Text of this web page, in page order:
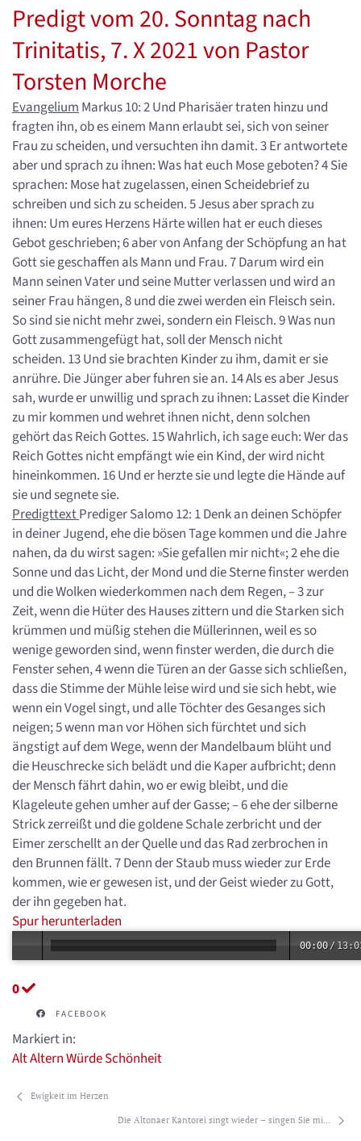
Predigt vom 20. Sonntag nach
Trinitatis, 7. X 2021 von Pastor
Torsten Morche
Evangelium Markus 10: 2 Und Pharisäer traten hinzu und
fragten ihn, ob es einem Mann erlaubt sei, sich von seiner
Frau zu scheiden, und versuchten ihn damit. 3 Er antwortete
aber und sprach zu ihnen: Was hat euch Mose geboten? 4 Sie
sprachen: Mose hat zugelassen, einen Scheidebrief zu
schreiben und sich zu scheiden. 5 Jesus aber sprach zu
ihnen: Um eures Herzens Härte willen hat er euch dieses
Gebot geschrieben; 6 aber von Anfang der Schöpfung an hat
Gott sie geschaffen als Mann und Frau. 7 Darum wird ein
Mann seinen Vater und seine Mutter verlassen und wird an
seiner Frau hängen, 8 und die zwei werden ein Fleisch sein.
So sind sie nicht mehr zwei, sondern ein Fleisch. 9 Was nun
Gott zusammengefügt hat, soll der Mensch nicht
scheiden. 13 Und sie brachten Kinder zu ihm, damit er sie
anrühre. Die Jünger aber fuhren sie an. 14 Als es aber Jesus
sah, wurde er unwillig und sprach zu ihnen: Lasset die Kinder
zu mir kommen und wehret ihnen nicht, denn solchen
gehört das Reich Gottes. 15 Wahrlich, ich sage euch: Wer das
Reich Gottes nicht empfängt wie ein Kind, der wird nicht
hineinkommen. 16 Und er herzte sie und legte die Hände auf
sie und segnete sie.
PredigttextPrediger Salomo 12: 1 Denk an deinen Schöpfer
in deiner Jugend, ehe die bösen Tage kommen und die Jahre
nahen, da du wirst sagen: »Sie gefallen mir nicht«; 2 ehe die
Sonne und das Licht, der Mond und die Sterne finster werden
und die Wolken wiederkommen nach dem Regen, – 3 zur
Zeit, wenn die Hüter des Hauses zittern und die Starken sich
krümmen und müßig stehen die Müllerinnen, weil es so
wenige geworden sind, wenn finster werden, die durch die
Fenster sehen, 4 wenn die Türen an der Gasse sich schließen,
dass die Stimme der Mühle leise wird und sie sich hebt, wie
wenn ein Vogel singt, und alle Töchter des Gesanges sich
neigen; 5 wenn man vor Höhen sich fürchtet und sich
ängstigt auf dem Wege, wenn der Mandelbaum blüht und
die Heuschrecke sich belädt und die Kaper aufbricht; denn
der Mensch fährt dahin, wo er ewig bleibt, und die
Klageleute gehen umher auf der Gasse; – 6 ehe der silberne
Strick zerreißt und die goldene Schale zerbricht und der
Eimer zerschellt an der Quelle und das Rad zerbrochen in
den Brunnen fällt. 7 Denn der Staub muss wieder zur Erde
kommen, wie er gewesen ist, und der Geist wieder zu Gott,
der ihn gegeben hat.
Spur herunterladen
00:00 /
0
FACEBOOK
Markiert in:
AltAlternWürdeSchönheit
Ewigkeit im Herzen
Die Altonaer Kantorei singt wieder – singen Sie mi...